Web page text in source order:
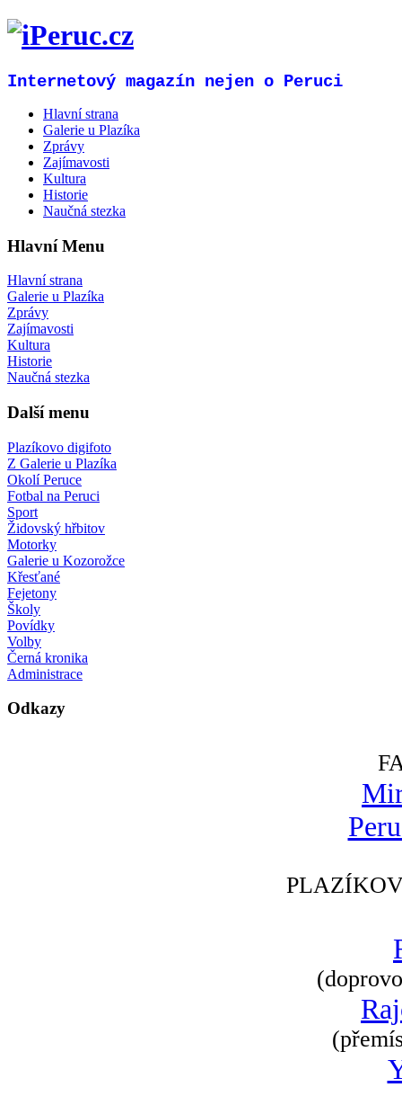
Internetový magazín nejen o Peruci
Hlavní strana
Galerie u Plazíka
Zprávy
Zajímavosti
Kultura
Historie
Naučná stezka
Hlavní Menu
Hlavní strana
Galerie u Plazíka
Zprávy
Zajímavosti
Kultura
Historie
Naučná stezka
Další menu
Plazíkovo digifoto
Z Galerie u Plazíka
Okolí Peruce
Fotbal na Peruci
Sport
Židovský hřbitov
Motorky
Galerie u Kozorožce
Křesťané
Fejetony
Školy
Povídky
Volby
Černá kronika
Administrace
Odkazy